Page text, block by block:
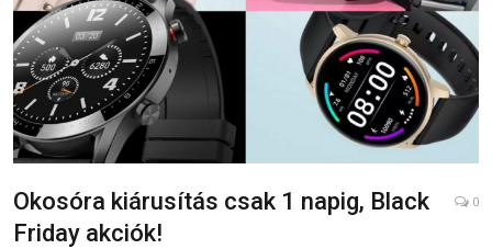
Okosóra kiárusítás csak 1 napig, Black
Friday akciók!
0